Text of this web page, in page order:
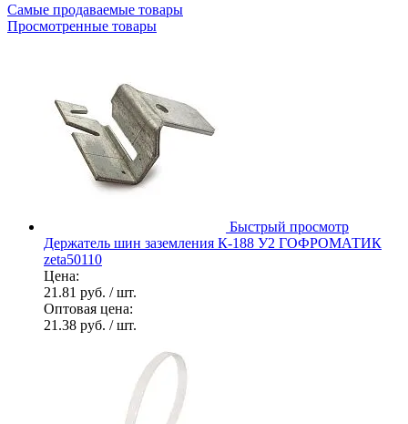
Самые продаваемые товары
Просмотренные товары
Быстрый просмотр
Держатель шин заземления К-188 У2 ГОФРОМАТИК
zeta50110
Цена:
21.81 руб. / шт.
Оптовая цена:
21.38 руб. / шт.